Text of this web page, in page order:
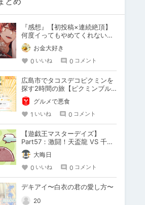
『感想』【初投稿×連続絶頂】
何度イってもやめてくれない嫉
妬彼氏に激責めされて堕とされ
る。お金大好き
0 いいね 0 コメント
広島市でタコスデコピクミンを
探す2時間の旅【ピクミンブル
ーム / Pikmin Bloom】
グルメで悪食
1 いいね 0 コメント
【遊戯王マスターデイズ】
Part57：激闘！天盃龍 VS 千年
D【架空デュエル】
大晦日
0 いいね 0 コメント
デキアイ〜白衣の君の愛し方〜
20